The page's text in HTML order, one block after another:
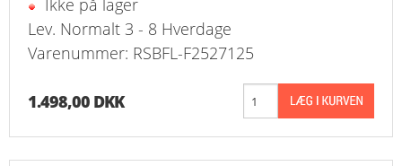
Ikke på lager
Lev. Normalt 3 - 8 Hverdage
Varenummer: RSBFL-F2527125
1.498,00 DKK